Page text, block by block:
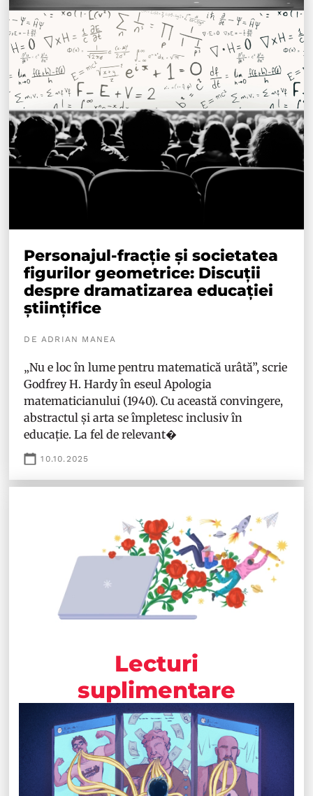
Personajul-fracție și societatea
figurilor geometrice: Discuții
despre dramatizarea educației
științifice
DE ADRIAN MANEA
„Nu e loc în lume pentru matematică urâtă”, scrie
Godfrey H. Hardy în eseul Apologia
matematicianului (1940). Cu această convingere,
abstractul și arta se împletesc inclusiv în
educație. La fel de relevant�
10.10.2025
Lecturi
suplimentare